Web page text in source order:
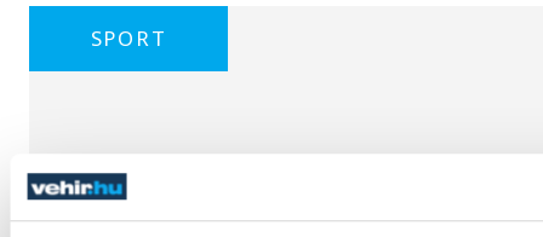
SPORT
A Ferencváros egygólos
szenvedett a Real Madridtól